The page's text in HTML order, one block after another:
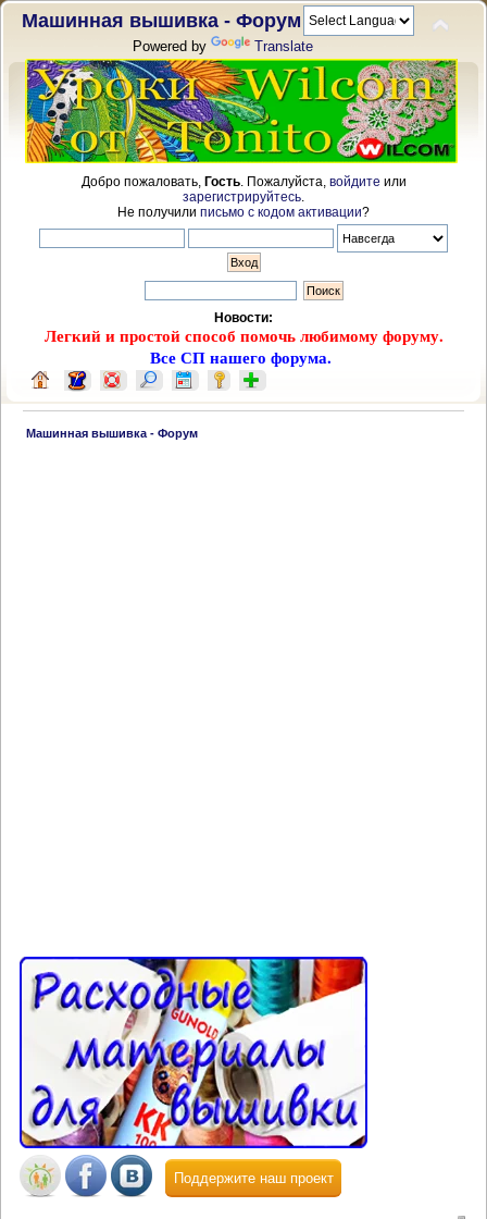
Машинная вышивка - Форум
Powered by Translate
Добро пожаловать, Гость. Пожалуйста, войдите или
зарегистрируйтесь
Не получили письмо с кодом активации?
Новости:
Легкий и простой способ помочь любимому форуму.
Все СП нашего форума.
Машинная вышивка - Форум
Поддержите наш проект